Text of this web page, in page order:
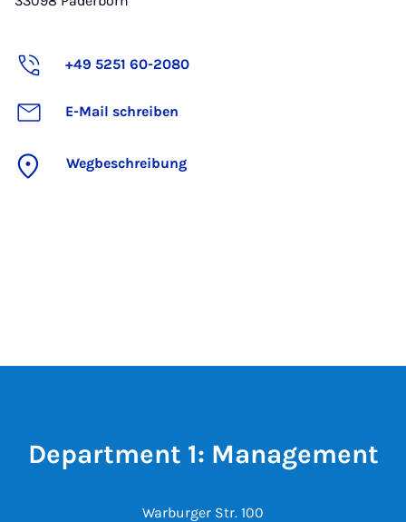
+49 5251 60-2080
E-Mail schreiben
Wegbeschreibung
Department 1: Management
Warburger Str. 100